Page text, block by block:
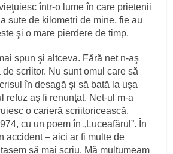
într-o lume în care prietenii
sute de kilometri de mine, fie au
şi o mare pierdere de timp.
spun şi altceva. Fără net n-aş
scriitor. Nu sunt omul care să
în desagă şi să bată la uşa
refuz aş fi renunţat. Net-ul m-a
o carieră scriitoricească.
cu un poem în „Luceafărul”. În
accident – aici ar fi multe de
să mai scriu. Mă mulţumeam